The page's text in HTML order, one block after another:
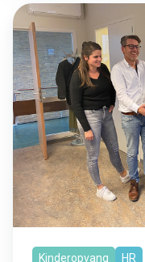
Kinderopvang HR